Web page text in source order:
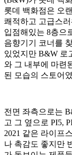
롯데 백화점은 오
쾌적하고 고급스
입점해있는 8층으
음향기기 코너를
있었지만 B&W 로
와 그 내부에 마련
된 모습의 스토어
전면 좌측으로는
고 그 옆으로 PI5,
2021 같은 라이프
나 촉감도 좋지만